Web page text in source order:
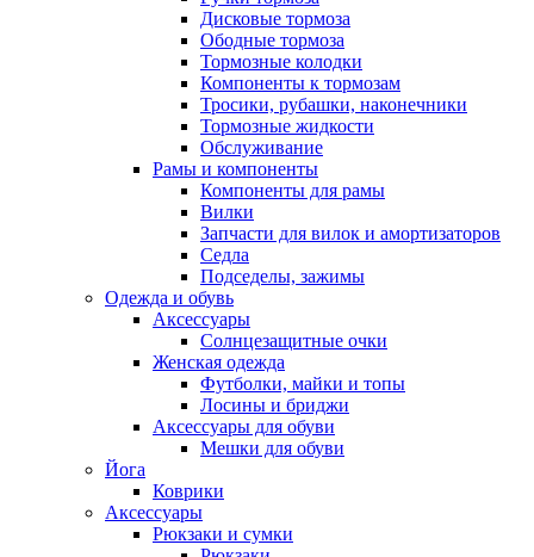
Дисковые тормоза
Ободные тормоза
Тормозные колодки
Компоненты к тормозам
Тросики, рубашки, наконечники
Тормозные жидкости
Обслуживание
Рамы и компоненты
Компоненты для рамы
Вилки
Запчасти для вилок и амортизаторов
Седла
Подседелы, зажимы
Одежда и обувь
Аксессуары
Солнцезащитные очки
Женская одежда
Футболки, майки и топы
Лосины и бриджи
Аксессуары для обуви
Мешки для обуви
Йога
Коврики
Аксессуары
Рюкзаки и сумки